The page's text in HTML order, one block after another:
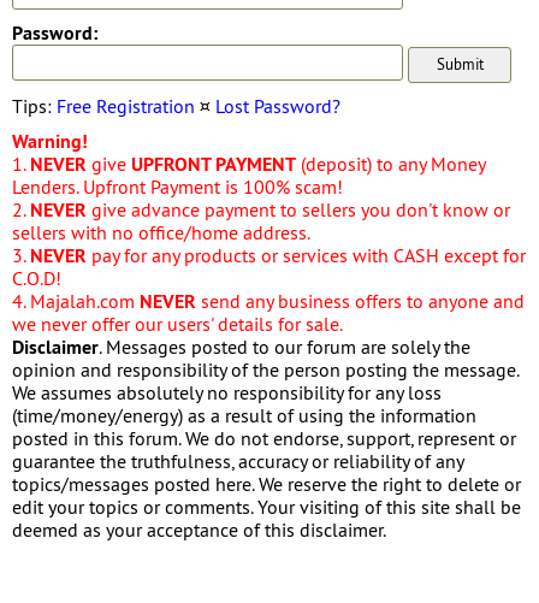
Password:
Tips: Free Registration ¤ Lost Password?
Warning!
1. NEVER give UPFRONT PAYMENT (deposit) to any Money
Lenders. Upfront Payment is 100% scam!
2. NEVER give advance payment to sellers you don't know or
sellers with no office/home address.
3. NEVER pay for any products or services with CASH except for
C.O.D!
4. Majalah.com NEVER send any business offers to anyone and
we never offer our users' details for sale.
Disclaimer. Messages posted to our forum are solely the
opinion and responsibility of the person posting the message.
We assumes absolutely no responsibility for any loss
(time/money/energy) as a result of using the information
posted in this forum. We do not endorse, support, represent or
guarantee the truthfulness, accuracy or reliability of any
topics/messages posted here. We reserve the right to delete or
edit your topics or comments. Your visiting of this site shall be
deemed as your acceptance of this disclaimer.